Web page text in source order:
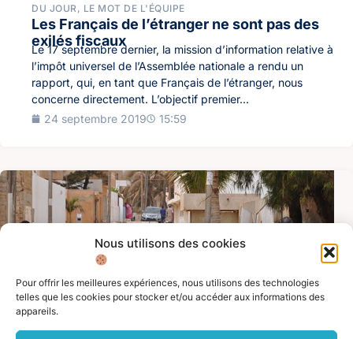
Nous utilisons des cookies
Pour offrir les meilleures expériences, nous utilisons des technologies
telles que les cookies pour stocker et/ou accéder aux informations des
appareils.
DU JOUR , LE MOT DE L'ÉQUIPE
Les Français de l’étranger ne sont pas des
exilés fiscaux
Le 17 septembre dernier, la mission d’information relative à
l’impôt universel de l’Assemblée nationale a rendu un
rapport, qui, en tant que Français de l’étranger, nous
concerne directement. L’objectif premier...
24 septembre 2019
15:59